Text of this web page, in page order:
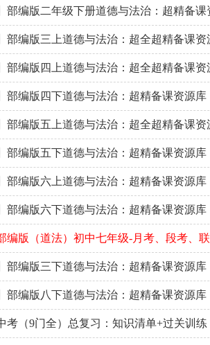
部编版二年级下册道德与法治：超精备
部编版三上道德与法治：超全超精备课
部编版四上道德与法治：超全超精备课
部编版四下道德与法治：超精备课资源
部编版五上道德与法治：超全超精备课
部编版五下道德与法治：超精备课资源
部编版六上道德与法治：超精备课资源
部编版六下道德与法治：超精备课资源
编版（道法）初中七年级-月考、段考、
部编版三下道德与法治：超精备课资源
部编版八下道德与法治：超精备课资源
考（9门全）总复习：知识清单+过关训练